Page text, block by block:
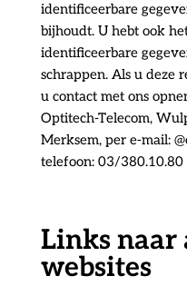
identificeerbare
bijhoudt. U hebt ook
identificeerbare
schrappen. Als u deze
u contact met ons
Optitech-Telecom,
Merksem, per e-mail:
telefoon: 03/380.10.80
Links naar
websites